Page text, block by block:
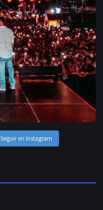
Seguir en Instagram